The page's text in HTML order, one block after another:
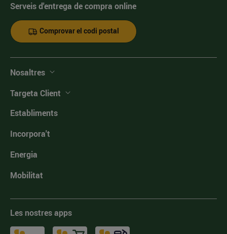
Serveis d'entrega de compra online
Comprovar el codi postal
Nosaltres
Targeta Client
Establiments
Incorpora't
Energia
Mobilitat
Les nostres apps